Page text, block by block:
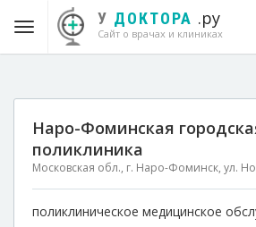
У ДОКТОРА .ру
Сайт о врачах и клиниках
Наро-Фоминская
поликлиника
Московская обл., г. Наро-Фоминск, ул.
поликлиническое медицинское